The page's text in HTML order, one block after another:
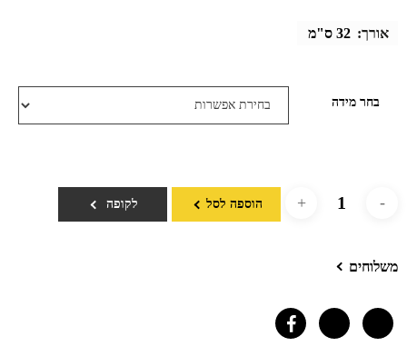
אורך: 32 ס"מ
בחר מידה
הוספה לסל לקופה
משלוחים